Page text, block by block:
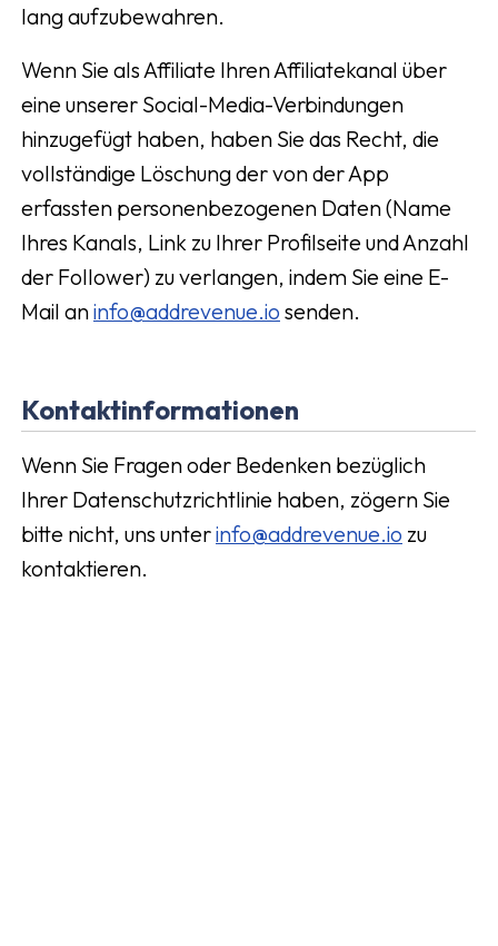
lang aufzubewahren.
Wenn Sie als Affiliate Ihren Affiliatekanal über
eine unserer Social-Media-Verbindungen
hinzugefügt haben, haben Sie das Recht, die
vollständige Löschung der von der App
erfassten personenbezogenen Daten (Name
Ihres Kanals, Link zu Ihrer Profilseite und Anzahl
der Follower) zu verlangen, indem Sie eine E-
Mail aninfo@addrevenue.io senden.
Kontaktinformationen
Wenn Sie Fragen oder Bedenken bezüglich
Ihrer Datenschutzrichtlinie haben, zögern Sie
bitte nicht, uns unterinfo@addrevenue.io zu
kontaktieren.